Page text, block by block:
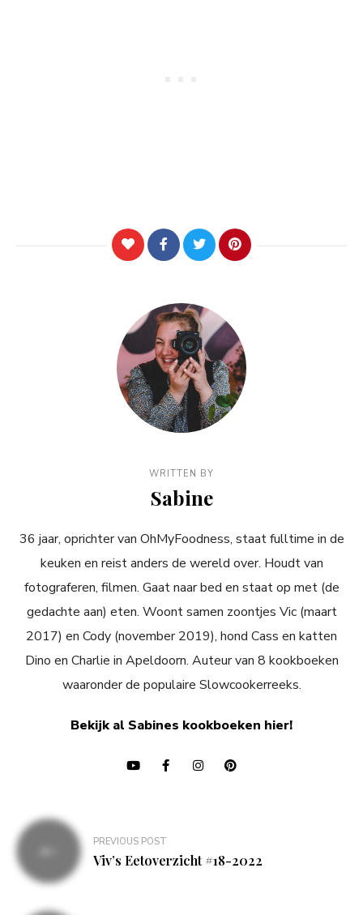
WRITTEN BY
Sabine
36 jaar, oprichter van OhMyFoodness, staat fulltime in de
keuken en reist anders de wereld over. Houdt van
fotograferen, filmen. Gaat naar bed en staat op met (de
gedachte aan) eten. Woont samen zoontjes Vic (maart
2017) en Cody (november 2019), hond Cass en katten
Dino en Charlie in Apeldoorn. Auteur van 8 kookboeken
waaronder de populaire Slowcookerreeks.
Bekijk al Sabines kookboeken hier!
Bericht
navigatie
PREVIOUS POST
Viv’s Eetoverzicht #18-2022